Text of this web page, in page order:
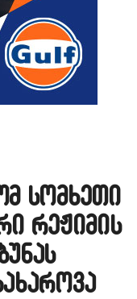
სომხეთი
რეჟიმის